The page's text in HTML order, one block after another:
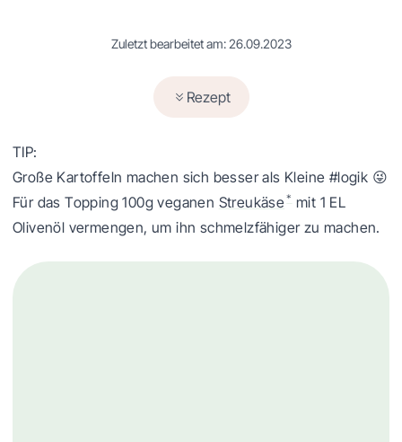
Zuletzt bearbeitet am: 26.09.2023
Rezept
TIP:
Große Kartoffeln machen sich besser als Kleine #logik 😜
Für das Topping 100g veganen Streukäse * mit 1 EL
Olivenöl vermengen, um ihn schmelzfähiger zu machen.